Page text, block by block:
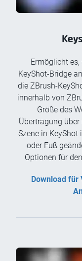
Ermöglicht
KeyShot-Bridge
die ZBrush-
innerhalb von
Größe des
Übertragung
Szene in KeyShot
oder Fuß
Optionen für
Download für